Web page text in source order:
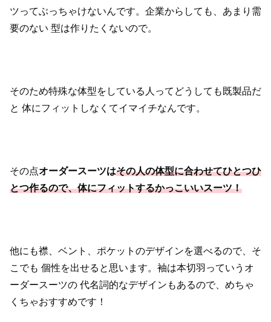
ツってぶっちゃけないんです。企業からしても、あまり需
要のない 型は作りたくないので。
そのため特殊な体型をしている人ってどうしても既製品だ
と 体にフィットしなくてイマイチなんです。
その点オーダースーツはその人の体型に合わせてひとつひ
とつ作るので、体にフィットするかっこいいスーツ！
他にも襟、ベント、ポケットのデザインを選べるので、そ
こでも 個性を出せると思います。袖は本切羽っていうオ
ーダースーツの 代名詞的なデザインもあるので、めちゃ
くちゃおすすめです！